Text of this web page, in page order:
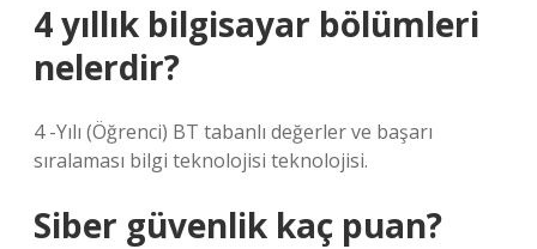
4 yıllık bilgisayar bölümleri
nelerdir?
4 -Yılı (Öğrenci) BT tabanlı değerler ve başarı
sıralaması bilgi teknolojisi teknolojisi.
Siber güvenlik kaç puan?